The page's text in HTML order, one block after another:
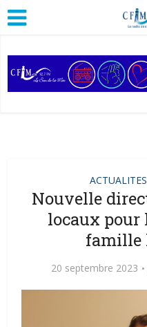
ACTUALITES
Nouvelle
locaux pour
famille
20 septembre 2023